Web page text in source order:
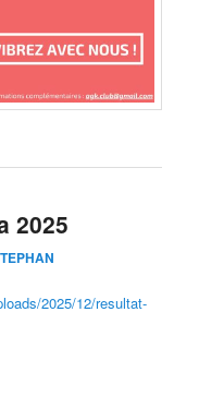
2025
2025/12/resultat-